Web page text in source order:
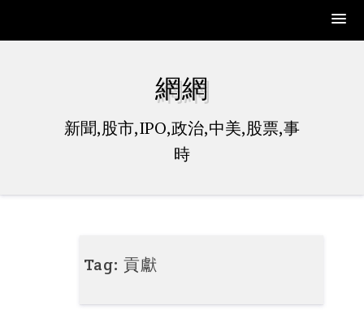
網網
新聞,股市,IPO,政治,中美,股票,事
時
Tag:貢獻